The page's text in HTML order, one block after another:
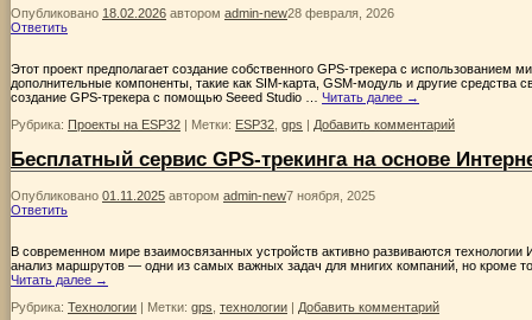
Опубликовано 18.02.2026 автором admin-new28 февраля, 2026
Ответить
Этот проект предполагает создание собственного GPS-трекера с использованием
дополнительные компоненты, такие как SIM-карта, GSM-модуль и другие
создание GPS-трекера с помощью Seeed Studio … Читать далее →
Рубрика: Проекты на ESP32 Метки: ESP32 gps Добавить комментарий
Бесплатный сервис GPS-трекинга на основе
Опубликовано 01.11.2025 автором admin-new7 ноября, 2025
Ответить
В современном мире взаимосвязанных устройств активно развиваются
анализ маршрутов — одни из самых важных задач для мнигих компаний, но кроме
Читать далее →
Рубрика: Технологии | Метки: gps технологии | Добавить комментарий